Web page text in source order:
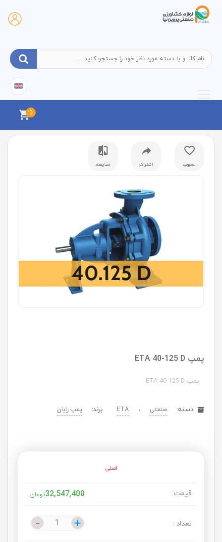
0
محبوب اشتراک مقایسه
پمپ ETA 40-125 D
پمپ ETA 40-125 D
دسته: صنعتی ، ETA برند: پمپ رایان
اصلی
قیمت: 32,547,400تومان
تعداد : +
- +
-